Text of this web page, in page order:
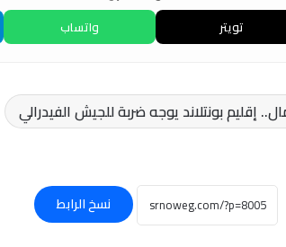
تويتر واتساب
إقليم بونتلاند يوجه ضربة للجيش الفيدرالي
نسخ الرابط